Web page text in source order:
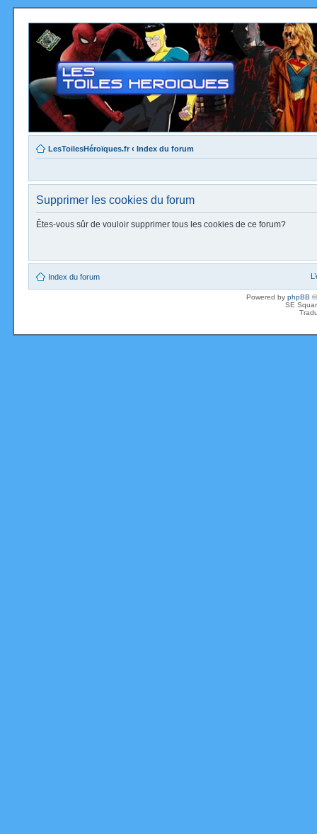
LesToilesHéroïques.fr ‹ Index du forum
Supprimer les cookies du forum
Êtes-vous sûr de vouloir supprimer tous les cookies de ce forum?
Index du forum
Powered by phpBB
SE